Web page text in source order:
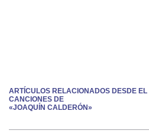
ARTÍCULOS RELACIONADOS DESDE
CANCIONES DE
«JOAQUÍN CALDERÓN»